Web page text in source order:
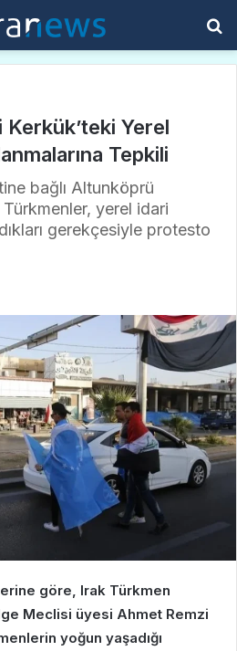
Yerel
Tepkili
bağlı Altunköprü
yerel idari
gerekçesiyle protesto
göre, Irak Türkmen
Meclisi üyesi Ahmet Remzi
yoğun yaşadığı